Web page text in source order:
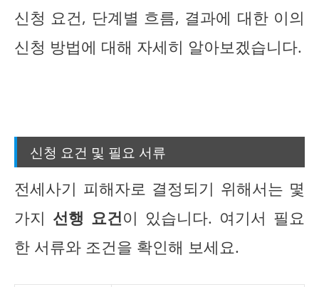
신청 요건, 단계별 흐름, 결과에 대한 이의
신청 방법에 대해 자세히 알아보겠습니다.
신청 요건 및 필요 서류
전세사기 피해자로 결정되기 위해서는 몇
가지 선행 요건이 있습니다. 여기서 필요
한 서류와 조건을 확인해 보세요.